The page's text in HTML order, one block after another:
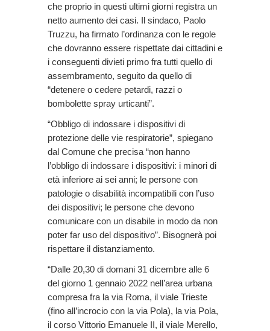
che proprio in questi ultimi giorni registra un
netto aumento dei casi. Il sindaco, Paolo
Truzzu, ha firmato l’ordinanza con le regole
che dovranno essere rispettate dai cittadini e
i conseguenti divieti primo fra tutti quello di
assembramento, seguito da quello di
“detenere o cedere petardi, razzi o
bombolette spray urticanti”.
“Obbligo di indossare i dispositivi di
protezione delle vie respiratorie”, spiegano
dal Comune che precisa “non hanno
l’obbligo di indossare i dispositivi: i minori di
età inferiore ai sei anni; le persone con
patologie o disabilità incompatibili con l’uso
dei dispositivi; le persone che devono
comunicare con un disabile in modo da non
poter far uso del dispositivo”. Bisognerà poi
rispettare il distanziamento.
“Dalle 20,30 di domani 31 dicembre alle 6
del giorno 1 gennaio 2022 nell’area urbana
compresa fra la via Roma, il viale Trieste
(fino all’incrocio con la via Pola), la via Pola,
il corso Vittorio Emanuele II, il viale Merello,